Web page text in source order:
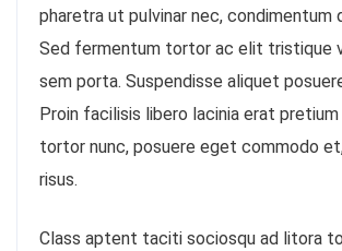
pharetra ut pulvinar nec, condimentum
Sed fermentum tortor ac elit tristique
sem porta. Suspendisse aliquet
Proin facilisis libero lacinia erat
tortor nunc, posuere eget commodo
risus.
Class aptent taciti sociosqu ad litora